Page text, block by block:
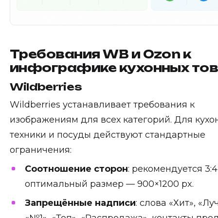
Требования WB и Ozon к
инфографике кухонных
Wildberries
Wildberries устанавливает требования к
изображениям для всех категорий. Для
техники и посуды действуют стандартные
ограничения:
Соотношение сторон: рекомендуется
оптимальный размер — 900×1200 px.
Запрещённые надписи: слова «Хит»,